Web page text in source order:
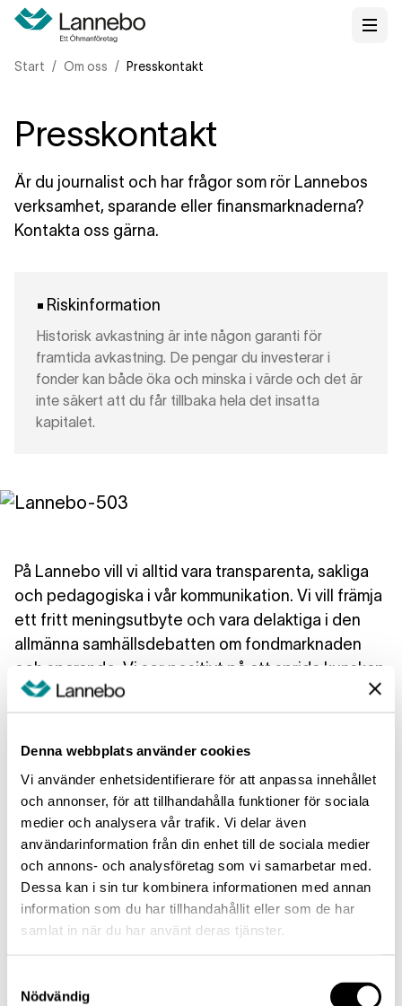
Denna webbplats använder cookies
Vi använder enhetsidentifierare för att anpassa innehållet
och annonser, för att tillhandahålla funktioner för sociala
medier och analysera vår trafik. Vi delar även
användarinformation från din enhet till de sociala medier
och annons- och analysföretag som vi samarbetar med.
Dessa kan i sin tur kombinera informationen med annan
information som du har tillhandahållit eller som de har
samlat in när du har använt deras tjänster.
Nödvändig
Start Om oss Presskontakt
Presskontakt
Är du journalist och har frågor som rör Lannebos
verksamhet, sparande eller finansmarknaderna?
Kontakta oss gärna.
Riskinformation
Historisk avkastning är inte någon garanti för
framtida avkastning. De pengar du investerar i
fonder kan både öka och minska i värde och det är
inte säkert att du får tillbaka hela det insatta
kapitalet.
På Lannebo vill vi alltid vara transparenta, sakliga
och pedagogiska i vår kommunikation. Vi vill främja
ett fritt meningsutbyte och vara delaktiga i den
allmänna samhällsdebatten om fondmarknaden
och sparande. Vi ser positivt på att sprida kunskap
och upplysningar om vår verksamhet till såväl
kunder som allmänhet. Vi förklarar gärna vår
generella syn och vårt agerande på
investeringsråd.
Vi är av lag förhindrade att uttala oss om rykten
och spekulationer som rör värdepapper, bolag
eller finansmarknaderna i stort. Vi omfattas även
av sekretess vad gäller enskilda kunder eller för